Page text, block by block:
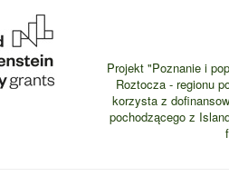
Projekt "Poznanie i
Roztocza - regionu
korzysta z
pochodzącego z